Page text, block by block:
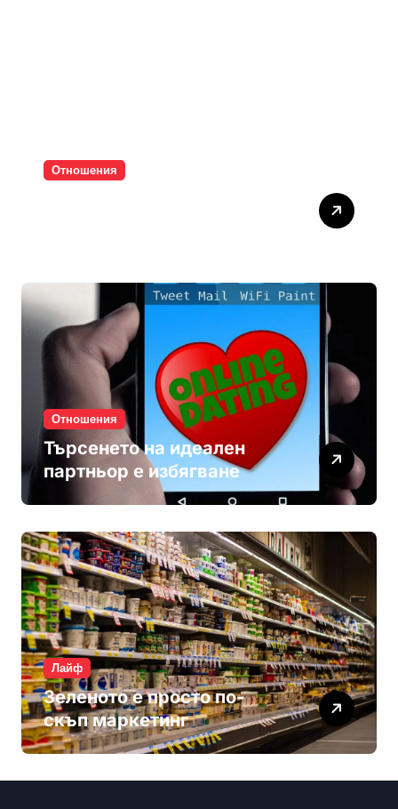
Отношения
Отношения
Търсенето на идеален
партньор е избягване
Лайф
Зеленото е просто по-
скъп маркетинг